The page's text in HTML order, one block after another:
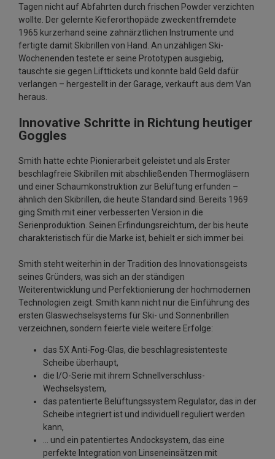
Tagen nicht auf Abfahrten durch frischen Powder verzichten
wollte. Der gelernte Kieferorthopäde zweckentfremdete
1965 kurzerhand seine zahnärztlichen Instrumente und
fertigte damit Skibrillen von Hand. An unzähligen Ski-
Wochenenden testete er seine Prototypen ausgiebig,
tauschte sie gegen Lifttickets und konnte bald Geld dafür
verlangen – hergestellt in der Garage, verkauft aus dem Van
heraus.
Innovative Schritte in Richtung heutiger
Goggles
Smith hatte echte Pionierarbeit geleistet und als Erster
beschlagfreie Skibrillen mit abschließenden Thermogläsern
und einer Schaumkonstruktion zur Belüftung erfunden –
ähnlich den Skibrillen, die heute Standard sind. Bereits 1969
ging Smith mit einer verbesserten Version in die
Serienproduktion. Seinen Erfindungsreichtum, der bis heute
charakteristisch für die Marke ist, behielt er sich immer bei.
Smith steht weiterhin in der Tradition des Innovationsgeists
seines Gründers, was sich an der ständigen
Weiterentwicklung und Perfektionierung der hochmodernen
Technologien zeigt. Smith kann nicht nur die Einführung des
ersten Glaswechselsystems für Ski- und Sonnenbrillen
verzeichnen, sondern feierte viele weitere Erfolge:
das 5X Anti-Fog-Glas, die beschlagresistenteste
Scheibe überhaupt,
die I/O-Serie mit ihrem Schnellverschluss-
Wechselsystem,
das patentierte Belüftungssystem Regulator, das in der
Scheibe integriert ist und individuell reguliert werden
kann,
… und ein patentiertes Andocksystem, das eine
perfekte Integration von Linseneinsätzen mit